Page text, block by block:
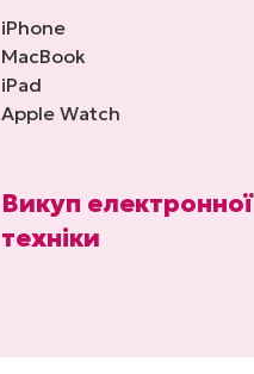
iPhone
MacBook
iPad
Apple Watch
Викуп електронної
техніки